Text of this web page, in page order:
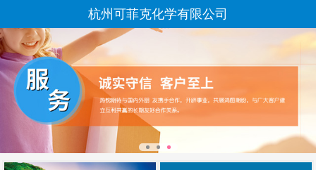
杭州可菲克化学有限公司